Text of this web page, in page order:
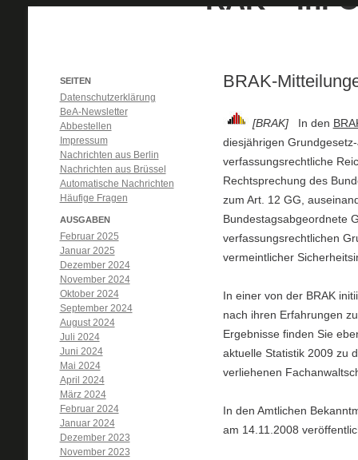
BRAK-
[BRAK] In den
diesjährigen
verfassungsrechtliche
Rechtsprechung des
zum Art. 12 GG,
Bundestagsabgeordnete
verfassungsrechtlichen
vermeintlicher
In einer von der BRAK
nach ihren Erfahrungen
Ergebnisse finden Sie
aktuelle Statistik 2009 zu
verliehenen
In den Amtlichen
am 14.11.2008
SEITEN
Datenschutzerklärung
BeA-Newsletter
Abbestellen
Impressum
Nachrichten aus Berlin
Nachrichten aus Brüssel
Automatische Nachrichten
Häufige Fragen
AUSGABEN
Februar 2025
Januar 2025
Dezember 2024
November 2024
Oktober 2024
September 2024
August 2024
Juli 2024
Juni 2024
Mai 2024
April 2024
März 2024
Februar 2024
Januar 2024
Dezember 2023
November 2023